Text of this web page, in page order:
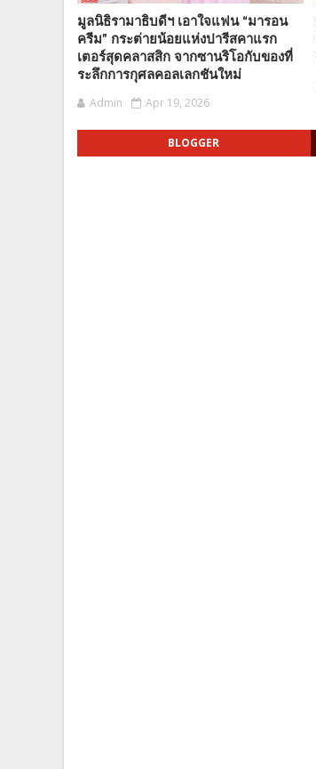
มูลนิธิรามาธิบดีฯ เอาใจแฟน “มารอน
ครีม” กระต่ายน้อยแห่งปารีสคาแรก
เตอร์สุดคลาสสิก จากซานริโอกับของที่
ระลึกการกุศลคอลเลกชันใหม่
Admin Apr 19, 2026
BLOGGER